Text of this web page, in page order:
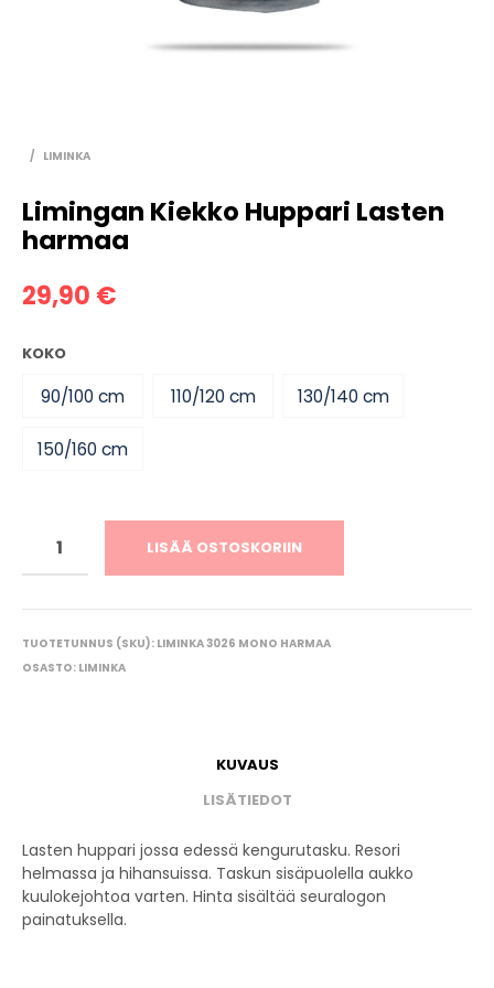
/ LIMINKA
Limingan Kiekko Huppari Lasten
harmaa
29,90 €
KOKO
90/100 cm 110/120 cm 130/140 cm
150/160 cm
LISÄÄ OSTOSKORIIN
TUOTETUNNUS (SKU): LIMINKA 3026 MONO HARMAA
OSASTO: LIMINKA
KUVAUS
LISÄTIEDOT
Lasten huppari jossa edessä kengurutasku. Resori
helmassa ja hihansuissa. Taskun sisäpuolella aukko
kuulokejohtoa varten. Hinta sisältää seuralogon
painatuksella.